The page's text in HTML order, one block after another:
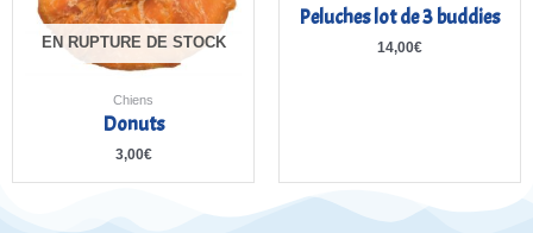
EN RUPTURE DE STOCK
Chiens
Donuts
3,00€
Peluches lot de 3 buddies
14,00€